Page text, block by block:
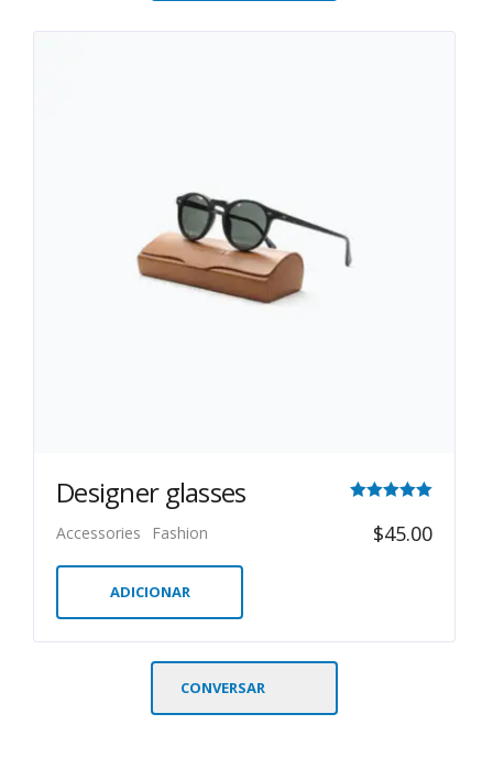
Designer glasses
5.00
Accessories Fashion $45.00
ADICIONAR
CONVERSAR